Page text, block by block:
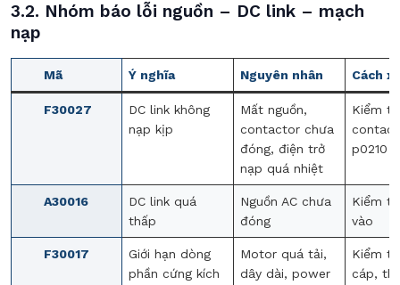
3.2. Nhóm báo lỗi nguồn – DC link – mạch
nạp
Mã Ý nghĩa Nguyên nhân Cách
F30027
DC link không
nạp kịp
Mất nguồn,
contactor chưa
đóng, điện trở
nạp quá nhiệt
Kiểm
p0210
A30016
DC link quá
thấp
Nguồn AC chưa
đóng
Kiểm
vào
F30017
Giới hạn dòng
phần cứng kích
Motor quá tải,
dây dài, power
Kiểm
cáp,